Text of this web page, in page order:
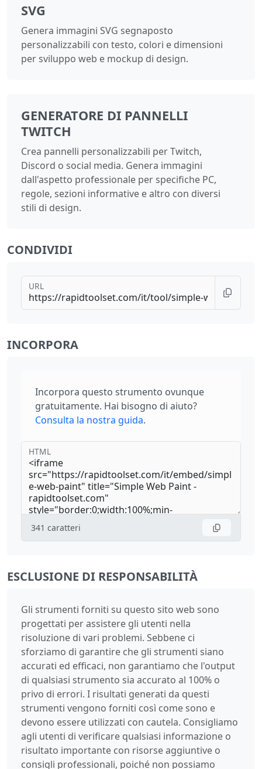
SVG
Genera immagini SVG segnaposto
personalizzabili con testo, colori e dimensioni
per sviluppo web e mockup di design.
GENERATORE DI PANNELLI
TWITCH
Crea pannelli personalizzabili per Twitch,
Discord o social media. Genera immagini
dall'aspetto professionale per specifiche PC,
regole, sezioni informative e altro con diversi
stili di design.
CONDIVIDI
URL
INCORPORA
Incorpora questo strumento ovunque
gratuitamente. Hai bisogno di aiuto?
Consulta la nostra guida.
HTML
341 caratteri
ESCLUSIONE DI RESPONSABILITÀ
Gli strumenti forniti su questo sito web sono
progettati per assistere gli utenti nella
risoluzione di vari problemi. Sebbene ci
sforziamo di garantire che gli strumenti siano
accurati ed efficaci, non garantiamo che l'output
di qualsiasi strumento sia accurato al 100% o
privo di errori. I risultati generati da questi
strumenti vengono forniti così come sono e
devono essere utilizzati con cautela. Consigliamo
agli utenti di verificare qualsiasi informazione o
risultato importante con risorse aggiuntive o
consigli professionali, poiché non possiamo